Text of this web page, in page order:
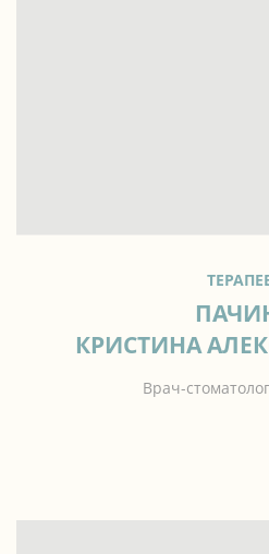
КРИСТИНА
Врач-